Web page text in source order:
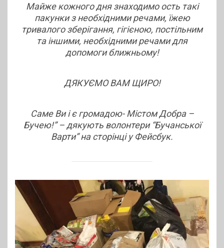
Майже кожного дня знаходимо ость такі
пакунки з необхідними речами, їжею
тривалого зберігання, гігієною, постільним
та іншими, необхідними речами для
допомоги ближньому!
ДЯКУЄМО ВАМ ЩИРО!
Саме Ви і є громадою- Містом Добра –
Бучею!” – дякують волонтери “Бучанської
Варти” на сторінці у Фейсбук.